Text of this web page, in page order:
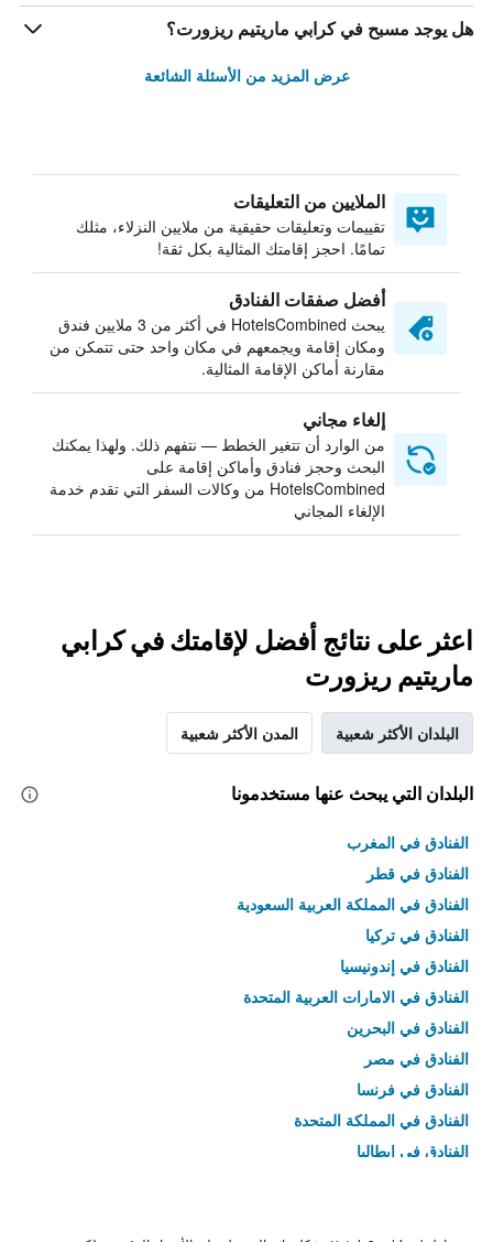
هل يوجد مسبح في كرابي ماريتيم ريزورت؟
عرض المزيد من الأسئلة الشائعة
الملايين من التعليقات
تقييمات وتعليقات حقيقية من ملايين النزلاء، مثلك
تمامًا. احجز إقامتك المثالية بكل ثقة!
أفضل صفقات الفنادق
يبحث HotelsCombined في أكثر من 3 ملايين فندق
ومكان إقامة ويجمعهم في مكان واحد حتى تتمكن من
مقارنة أماكن الإقامة المثالية.
إلغاء مجاني
من الوارد أن تتغير الخطط — نتفهم ذلك. ولهذا يمكنك
البحث وحجز فنادق وأماكن إقامة على
HotelsCombined من وكالات السفر التي تقدم خدمة
الإلغاء المجاني
اعثر على نتائج أفضل لإقامتك في كرابي
ماريتيم ريزورت
البلدان الأكثر شعبية المدن الأكثر شعبية
البلدان التي يبحث عنها مستخدمونا
الفنادق في المغرب
الفنادق في قطر
الفنادق في المملكة العربية السعودية
الفنادق في تركيا
الفنادق في إندونيسيا
الفنادق في الامارات العربية المتحدة
الفنادق في البحرين
الفنادق في مصر
الفنادق في فرنسا
الفنادق في المملكة المتحدة
الفنادق في إيطاليا